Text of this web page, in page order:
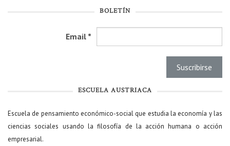
BOLETÍN
Email *
ESCUELA AUSTRIACA
Escuela de pensamiento económico-social que estudia la economía y las
ciencias sociales usando la filosofía de la acción humana o acción
empresarial.